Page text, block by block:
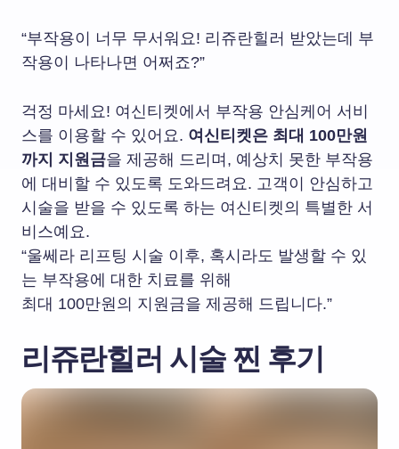
“부작용이 너무 무서워요! 리쥬란힐러 받았는데 부
작용이 나타나면 어쩌죠?”
걱정 마세요! 여신티켓에서 부작용 안심케어 서비
스를 이용할 수 있어요. 여신티켓은 최대 100만원
까지 지원금을 제공해 드리며, 예상치 못한 부작용
에 대비할 수 있도록 도와드려요. 고객이 안심하고
시술을 받을 수 있도록 하는 여신티켓의 특별한 서
비스예요.
“울쎄라 리프팅 시술 이후, 혹시라도 발생할 수 있
는 부작용에 대한 치료를 위해
최대 100만원의 지원금을 제공해 드립니다.”
리쥬란힐러 시술 찐 후기